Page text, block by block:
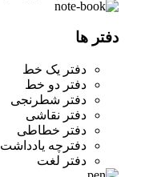
دفتر ها
دفتر یک خط
دفتر دو خط
دفتر شطرنجی
دفتر نقاشی
دفتر خطاطی
دفترچه یادداشت
دفتر لغت